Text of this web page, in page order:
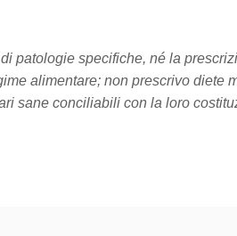
patologie specifiche, né la
alimentare; non prescrivo diete
sane conciliabili con la loro